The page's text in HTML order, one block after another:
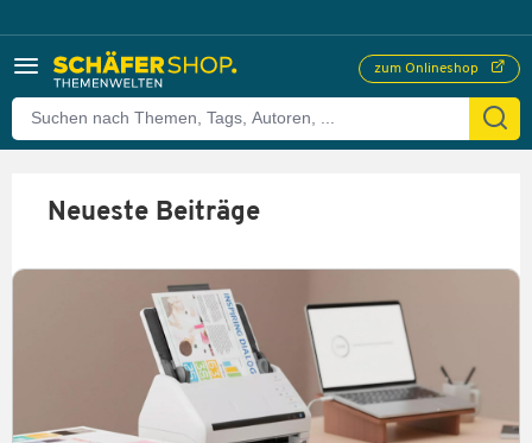
zum Onlineshop
Neueste Beiträge